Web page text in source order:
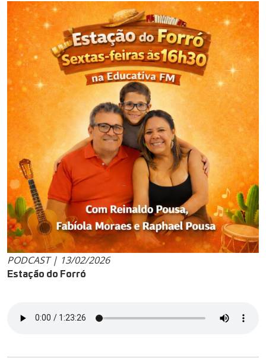
PODCAST | 13/02/2026
Estação do Forró